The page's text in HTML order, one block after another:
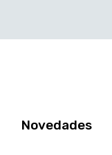
Novedades